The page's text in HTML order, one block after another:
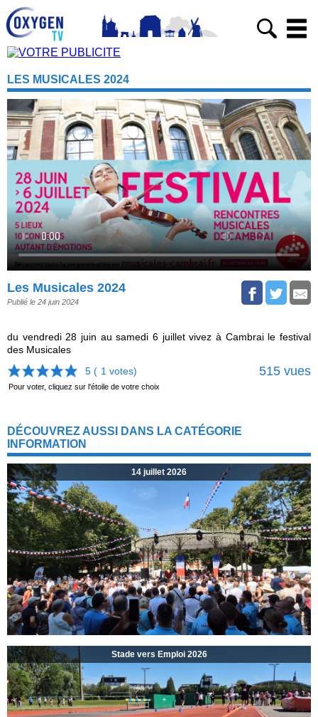
LES MUSICALES 2024
Les Musicales 2024
Publié le 24 juin 2024
du vendredi 28 juin au samedi 6 juillet vivez à Cambrai le festival
des Musicales
5 ( 1 votes) 515 vues
Pour voter, cliquez sur l'étoile de votre choix
DÉCOUVREZ AUSSI DANS LA CATÉGORIE
INFORMATION
14 juillet 2026
Stade vers Emploi 2026